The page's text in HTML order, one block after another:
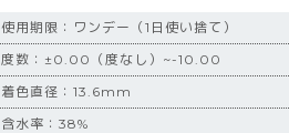
使用期限：ワンデー（1日使い捨て）
度数：±0.00（度なし）~-10.00
着色直径：13.6mm
含水率：38%